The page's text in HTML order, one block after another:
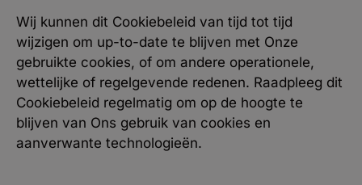
Wij kunnen dit Cookiebeleid van tijd tot tijd
wijzigen om up-to-date te blijven met Onze
gebruikte cookies, of om andere operationele,
wettelijke of regelgevende redenen. Raadpleeg dit
Cookiebeleid regelmatig om op de hoogte te
blijven van Ons gebruik van cookies en
aanverwante technologieën.